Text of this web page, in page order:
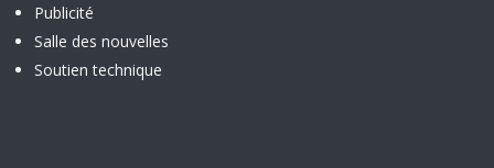
Publicité
Salle des nouvelles
Soutien technique